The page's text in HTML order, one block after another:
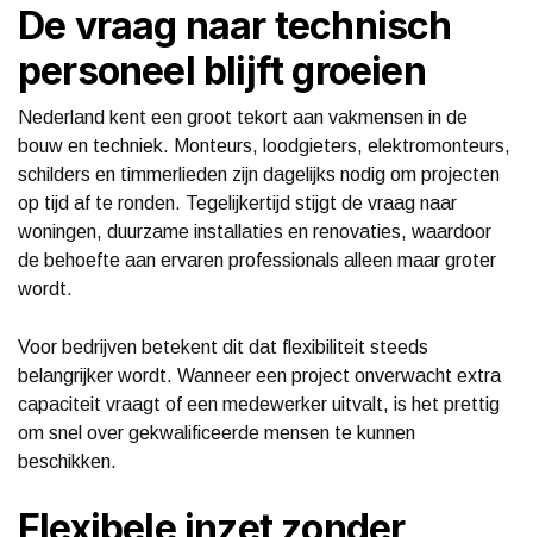
De vraag naar technisch
personeel blijft groeien
Nederland kent een groot tekort aan vakmensen in de
bouw en techniek. Monteurs, loodgieters, elektromonteurs,
schilders en timmerlieden zijn dagelijks nodig om projecten
op tijd af te ronden. Tegelijkertijd stijgt de vraag naar
woningen, duurzame installaties en renovaties, waardoor
de behoefte aan ervaren professionals alleen maar groter
wordt.
Voor bedrijven betekent dit dat flexibiliteit steeds
belangrijker wordt. Wanneer een project onverwacht extra
capaciteit vraagt of een medewerker uitvalt, is het prettig
om snel over gekwalificeerde mensen te kunnen
beschikken.
Flexibele inzet zonder